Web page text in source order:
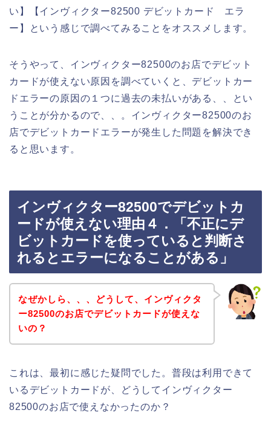
い】【インヴィクター82500 デビットカード エラ
ー】という感じで調べてみることをオススメします。
そうやって、インヴィクター82500のお店でデビット
カードが使えない原因を調べていくと、デビットカー
ドエラーの原因の１つに過去の未払いがある、、とい
うことが分かるので、、。インヴィクター82500のお
店でデビットカードエラーが発生した問題を解決でき
ると思います。
インヴィクター82500でデビットカ
ードが使えない理由４．「不正にデ
ビットカードを使っていると判断さ
れるとエラーになることがある」
なぜかしら、、、どうして、インヴィクタ
ー82500のお店でデビットカードが使えな
いの？
これは、最初に感じた疑問でした。普段は利用できて
いるデビットカードが、どうしてインヴィクター
82500のお店で使えなかったのか？